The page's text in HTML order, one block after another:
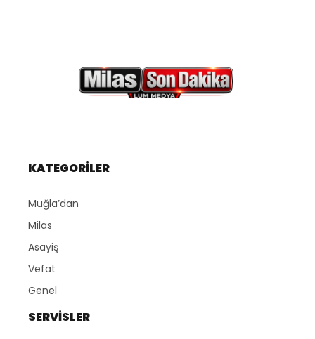
KATEGORİLER
Muğla’dan
Milas
Asayiş
Vefat
Genel
SERVİSLER